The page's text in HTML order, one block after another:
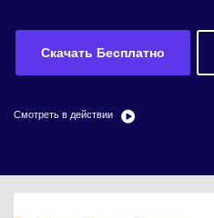
Фотография
Поддержка
UniConverter.
Характеристики
устройств и
search
Скачать Бесплатно
Смотреть в действии